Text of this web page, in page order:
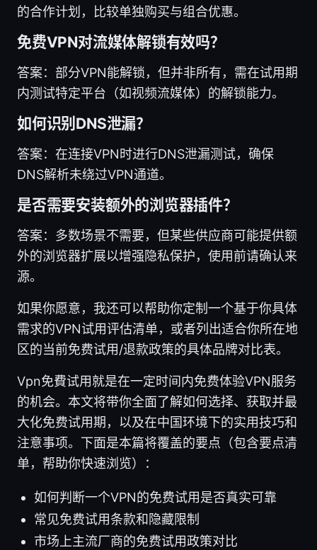
的合作计划，比较单独购买与组合优惠。
免费VPN对流媒体解锁有效吗？
答案：部分VPN能解锁，但并非所有，需在试用期
内测试特定平台（如视频流媒体）的解锁能力。
如何识别DNS泄漏？
答案：在连接VPN时进行DNS泄漏测试，确保
DNS解析未绕过VPN通道。
是否需要安装额外的浏览器插件？
答案：多数场景不需要，但某些供应商可能提供额
外的浏览器扩展以增强隐私保护，使用前请确认来
源。
如果你愿意，我还可以帮助你定制一个基于你具体
需求的VPN试用评估清单，或者列出适合你所在地
区的当前免费试用/退款政策的具体品牌对比表。
Vpn免費试用就是在一定时间内免费体验VPN服务
的机会。本文将带你全面了解如何选择、获取并最
大化免费试用期，以及在中国环境下的实用技巧和
注意事项。下面是本篇将覆盖的要点（包含要点清
单，帮助你快速浏览）：
如何判断一个VPN的免费试用是否真实可靠
常见免费试用条款和隐藏限制
市场上主流厂商的免费试用政策对比